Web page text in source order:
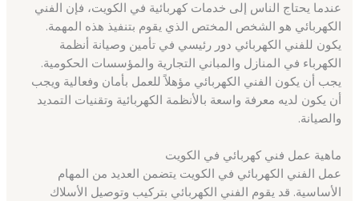
عندما يحتاج الناس إلى خدمات كهربائية في الكويت، فإن الفني
الكهربائي هو الشخص المختص الذي يقوم بتنفيذ هذه المهمة.
يكون للفني الكهربائي دور رئيسي في تأمين وصيانة أنظمة
الكهرباء في المنازل والمباني التجارية والمؤسسات الحكومية.
يجب أن يكون الفني الكهربائي مؤهلاً للعمل بأمان وفعالية ويجب
أن يكون لديه معرفة واسعة بالأنظمة الكهربائية وتقنيات التمديد
والصيانة.
ماهية عمل فني كهربائي في الكويت
عمل الفني الكهربائي في الكويت يتضمن العديد من المهام
الأساسية. قد يقوم الفني الكهربائي بتركيب وتوصيل الأسلاك